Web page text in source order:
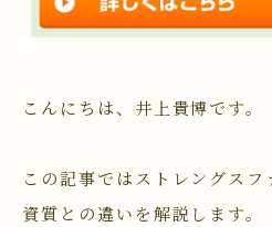
こんにちは、井上貴博です。
この記事ではストレングス
資質との違いを解説します。